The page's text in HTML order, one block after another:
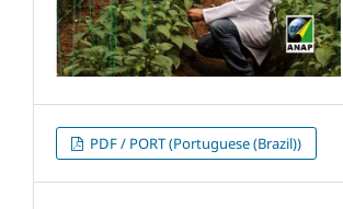
PDF / PORT (Portuguese (Brazil))